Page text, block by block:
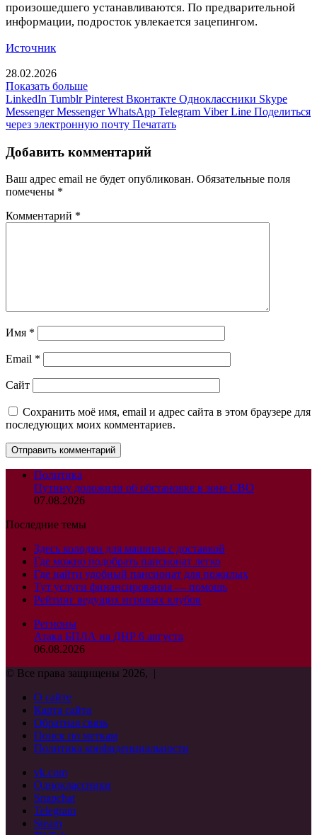
произошедшего устанавливаются. По предварительной
информации, подросток увлекается зацепингом.
Источник
28.02.2026
Показать больше
LinkedIn Tumblr Pinterest Вконтакте Одноклассники Skype
Messenger Messenger WhatsApp Telegram Viber Line Поделиться
через электронную почту Печатать
Добавить комментарий
Ваш адрес email не будет опубликован. Обязательные поля
помечены *
Комментарий *
Имя *
Email *
Сайт
Сохранить моё имя, email и адрес сайта в этом браузере для
последующих моих комментариев.
Политика
Путину доложили об обстановке в зоне СВО
07.08.2026
Последние темы
Здесь колодки для машины с доставкой
Где можно подобрать пансионат легко
Где найти удобный пансионат для пожилых
Тут услуги финансирования — помощь
Рейтинг ведущих игровых клубов
Регионы
Атака БПЛА на ДНР 6 августа
06.08.2026
© Все права защищены 2026, |
О сайте
Карта сайта
Обратная связь
Поиск по меткам
Политика конфиденциальности
vk.com
Одноклассники
Snapchat
Telegram
Steam